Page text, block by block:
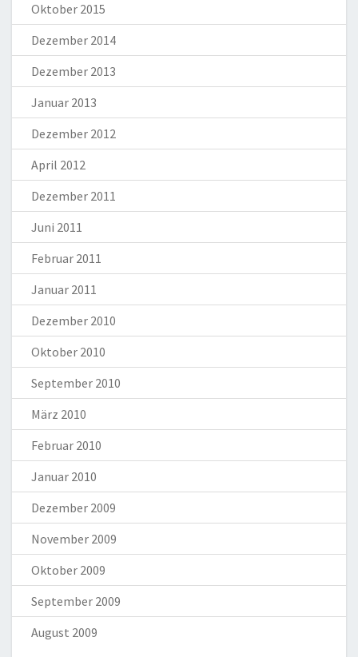
Oktober 2015
Dezember 2014
Dezember 2013
Januar 2013
Dezember 2012
April 2012
Dezember 2011
Juni 2011
Februar 2011
Januar 2011
Dezember 2010
Oktober 2010
September 2010
März 2010
Februar 2010
Januar 2010
Dezember 2009
November 2009
Oktober 2009
September 2009
August 2009